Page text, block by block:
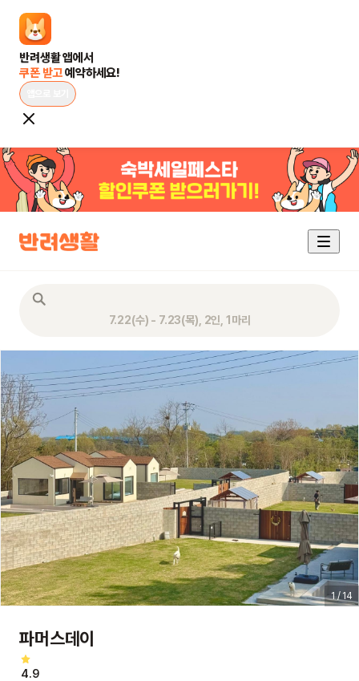
쿠폰 받고 예약하세요!
7.22(수) - 7.23(목), 2인, 1마리
1 / 14
파머스데이
4.9